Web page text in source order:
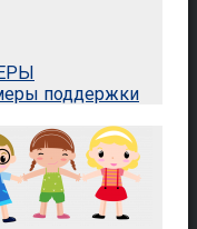
поддержки